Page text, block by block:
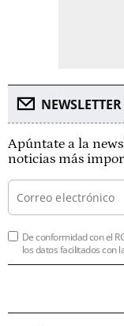
Apúntate a la
noticias más
De conformidad con el
los datos facilitados con